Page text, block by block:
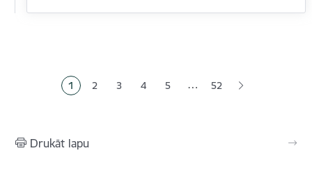
Pašreizējā lapa
1 Lapa
2 Lapa
3 Lapa
4 Lapa
5 … 52
Drukāt lapu